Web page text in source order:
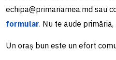
echipa@primariamea.md sau
formular. Nu te aude
Un oraș bun este un efort